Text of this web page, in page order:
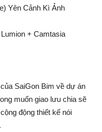
Yên Cảnh Kì Ảnh
+ Camtasia
SaiGon Bim về dự án
muốn giao lưu chia sẽ
động thiết kế nói